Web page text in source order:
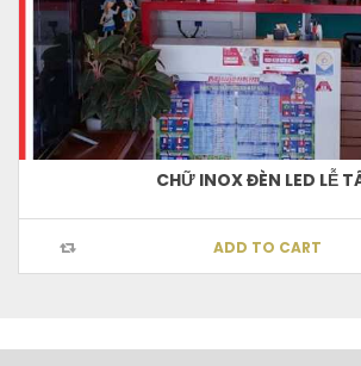
CHỮ INOX ĐÈN LED LỄ
ADD TO CART